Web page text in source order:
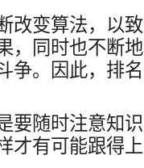
改变算法，以
，同时也不断
争。因此，排
要随时注意知
才有可能跟得